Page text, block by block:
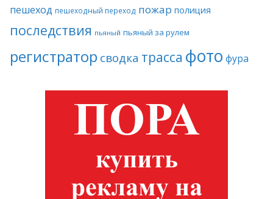
пешеход пешеходный переход пожар полиция
последствия пьяный пьяный за рулем
регистратор сводка трасса фото фура